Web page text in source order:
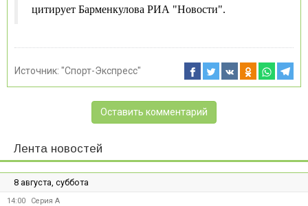
цитирует Барменкулова РИА "Новости".
Источник: "Спорт-Экспресс"
Оставить комментарий
Лента новостей
8 августа, суббота
14:00 Серия А